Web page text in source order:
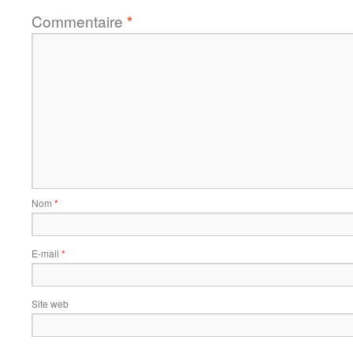
Commentaire *
Nom *
E-mail *
Site web